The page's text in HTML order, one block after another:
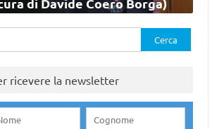
ricevere la newsletter